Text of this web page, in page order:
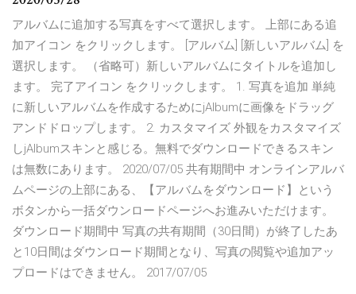
アルバムに追加する写真をすべて選択します。 上部にある追
加アイコン をクリックします。 [アルバム] [新しいアルバム] を
選択します。 （省略可）新しいアルバムにタイトルを追加し
ます。 完了アイコン をクリックします。 1. 写真を追加 単純
に新しいアルバムを作成するためにjAlbumに画像をドラッグ
アンドドロップします。 2. カスタマイズ 外観をカスタマイズ
しjAlbumスキンと感じる。無料でダウンロードできるスキン
は無数にあります。 2020/07/05 共有期間中 オンラインアルバ
ムページの上部にある、【アルバムをダウンロード】という
ボタンから一括ダウンロードページへお進みいただけます。
ダウンロード期間中 写真の共有期間（30日間）が終了したあ
と10日間はダウンロード期間となり、写真の閲覧や追加アッ
プロードはできません。 2017/07/05